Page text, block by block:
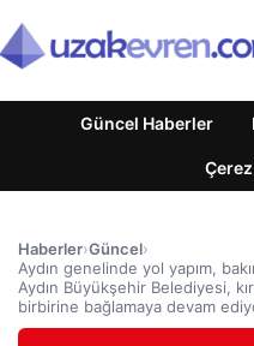
Güncel Haberler
Haberler›Güncel›
Aydın genelinde yol yapım,
Aydın Büyükşehir Belediyesi,
birbirine bağlamaya devam